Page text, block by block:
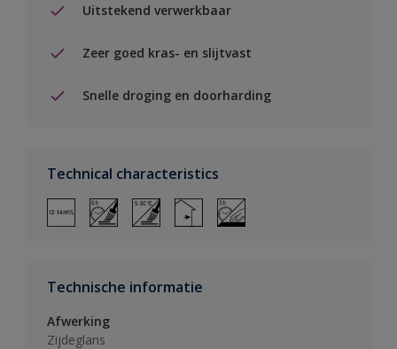
Uitstekend verwerkbaar
Zeer goed kras- en slijtvast
Snelle droging en doorharding
Technical characteristics
Technische informatie
Afwerking
Zijdeglans